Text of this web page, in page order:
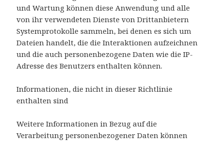
und Wartung können diese Anwendung und alle
von ihr verwendeten Dienste von Drittanbietern
Systemprotokolle sammeln, bei denen es sich um
Dateien handelt, die die Interaktionen aufzeichnen
und die auch personenbezogene Daten wie die IP-
Adresse des Benutzers enthalten können.
Informationen, die nicht in dieser Richtlinie
enthalten sind
Weitere Informationen in Bezug auf die
Verarbeitung personenbezogener Daten können